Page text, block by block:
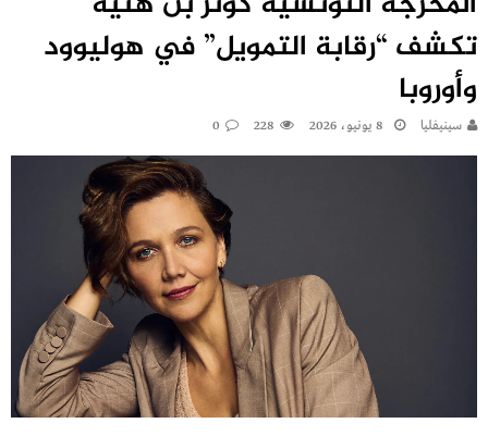
تكشف “رقابة التمويل” في هوليوود
وأوروبا
سينيفليا 8 يونيو، 2026 228
0